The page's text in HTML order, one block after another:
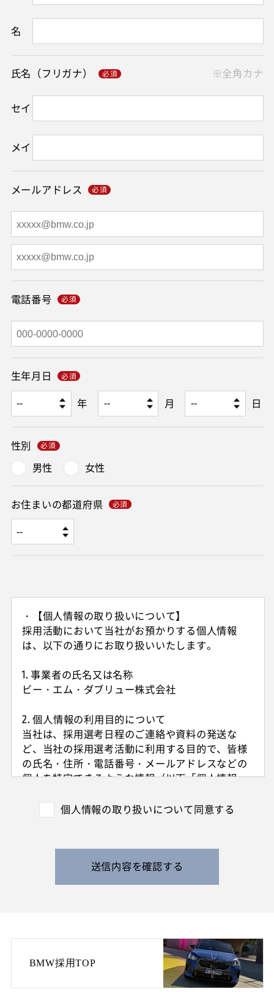
名
氏名（フリガナ）
セイ
メイ
※全角カナ
メールアドレス
電話番号
生年月日
年
月 日
性別
男性
女性
お住まいの都道府県
・【個人情報の取り扱いについて】
採用活動において当社がお預かりする個人情報
は、以下の通りにお取り扱いいたします。
1. 事業者の氏名又は名称
ビー・エム・ダブリュー株式会社
2. 個人情報の利用目的について
当社は、採用選考日程のご連絡や資料の発送な
ど、当社の採用選考活動に利用する目的で、皆様
の氏名・住所・電話番号・メールアドレスなどの
個人を特定できるような情報（以下「個人情報」
外国籍の方からは、日本国での就労可否の確認に
また、特定の業務に従事することが可能であるか
を判断する目的で、健康診断書や障害者手帳等の
す。
3. 個人情報の保管・管理について
収集した皆様の個人情報は、当社の責任のもとで
個人情報の取り扱いについて同意する
送信内容を確認する
BMW採用TOP